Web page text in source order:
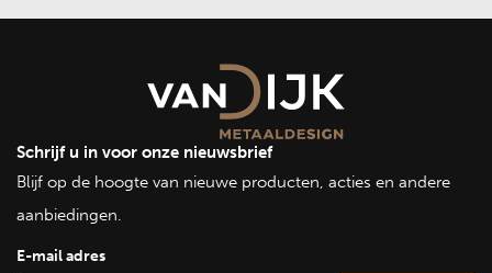
Schrijf u in voor onze nieuwsbrief
Blijf op de hoogte van nieuwe producten, acties en andere
aanbiedingen.
E-mail adres